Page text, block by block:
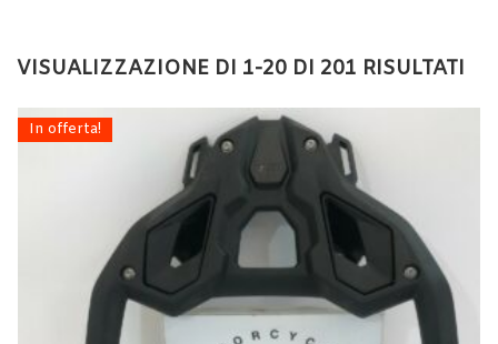
VISUALIZZAZIONE DI 1-20 DI 201 RISULTATI
In offerta!